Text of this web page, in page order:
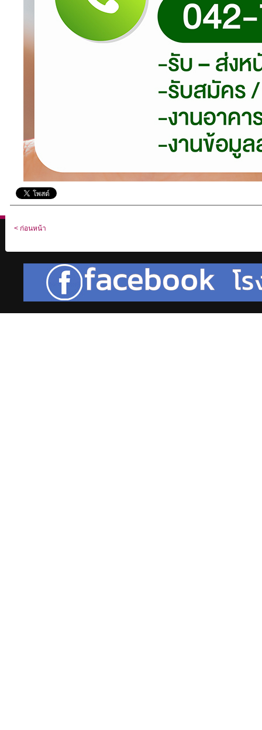
< ก่อนหน้า